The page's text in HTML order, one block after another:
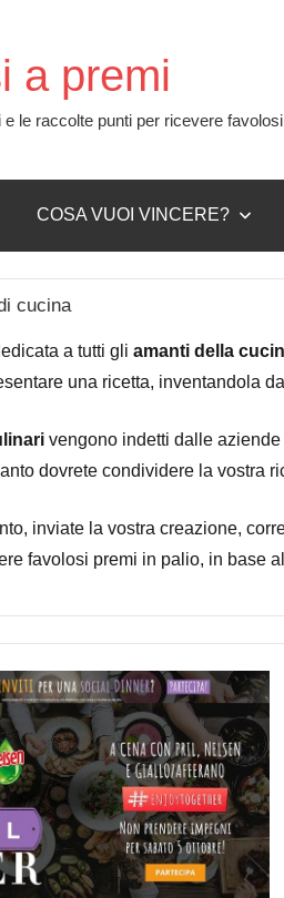
a premi
le raccolte punti per ricevere
COSA VUOI VINCERE?
cucina
a tutti gli amanti della
una ricetta, inventandola
vengono indetti dalle
dovrete condividere la vostra
inviate la vostra creazione,
favolosi premi in palio, in base